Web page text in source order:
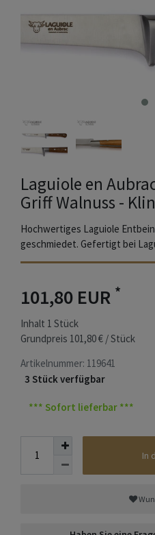
Laguiole en
Griff Walnuss -
Hochwertiges Laguiole
geschmiedet. Gefertigt bei
101,80 EUR *
Inhalt 1 Stück
Grundpreis 101,80 € / Stück
Artikelnummer: 119641
3 Stück verfügbar
*** Sofort lieferbar ***
In